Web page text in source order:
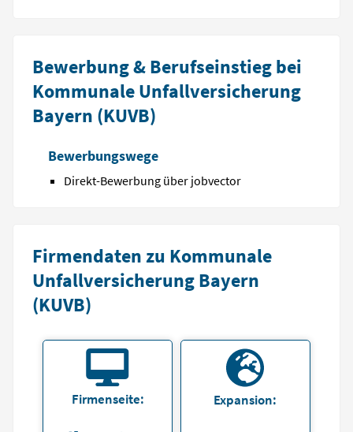
Bewerbung & Berufseinstieg bei
Kommunale Unfallversicherung
Bayern (KUVB)
Bewerbungswege
Direkt-Bewerbung über jobvector
Firmendaten zu Kommunale
Unfallversicherung Bayern
(KUVB)
Firmenseite: Expansion: